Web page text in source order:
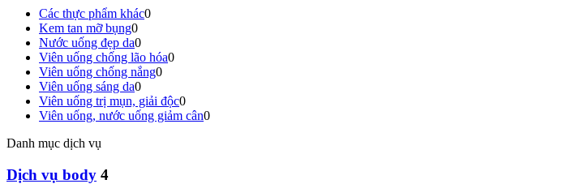
Các thực phẩm khác0
Kem tan mỡ bụng0
Nước uống đẹp da0
Viên uống chống lão hóa0
Viên uống chống nắng0
Viên uống sáng da0
Viên uống trị mụn, giải độc0
Viên uống, nước uống giảm cân0
Danh mục dịch vụ
Dịch vụ body 4